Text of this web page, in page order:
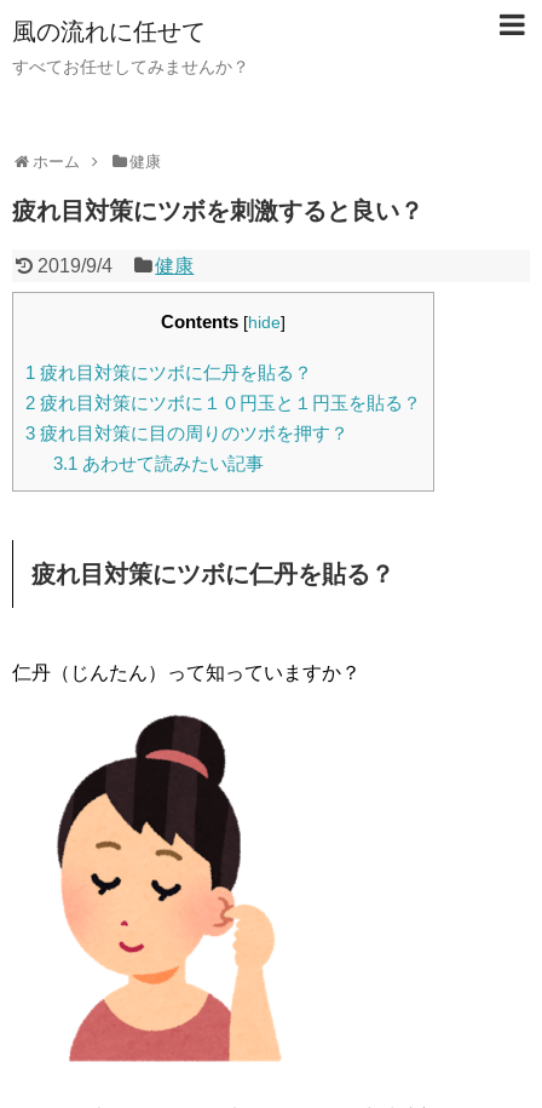
風の流れに任せて
すべてお任せしてみませんか？
ホーム 健康
疲れ目対策にツボを刺激すると良い？
2019/9/4 健康
Contents [hide]
1 疲れ目対策にツボに仁丹を貼る？
2 疲れ目対策にツボに１０円玉と１円玉を貼る？
3 疲れ目対策に目の周りのツボを押す？
3.1 あわせて読みたい記事
疲れ目対策にツボに仁丹を貼る？
仁丹（じんたん）って知っていますか？